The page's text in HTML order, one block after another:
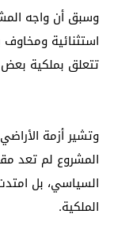
وسبق أن واجه
استثنائية
تتعلق بملكية
وتشير أزمة
المشروع لم تعد
السياسي، بل
الملكية.